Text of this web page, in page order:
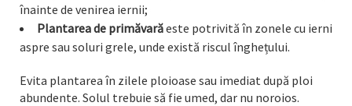
înainte de venirea iernii;
Plantarea de primăvarăeste potrivită în zonele cu ierni
aspre sau soluri grele, unde există riscul înghețului.
Evita plantarea în zilele ploioase sau imediat după ploi
abundente. Solul trebuie să fie umed, dar nu noroios.